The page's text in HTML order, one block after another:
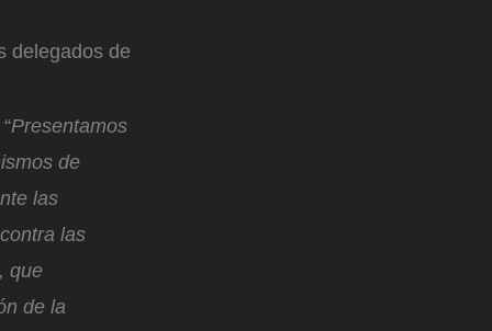
delegados de
Presentamos
de
las
las
que
de la